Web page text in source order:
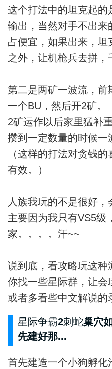
这个打法中的坦克起的
输出，当然对手不出来
占便宜，如果出来，坦
之外，让机枪兵去拼，
第二是两矿一波流，前
一个BU，然后开2矿。
2矿运作以后家里猛补
攒到一定数量的时候一
（这样的打法对贪钱
有效。）
人族我玩的不是很好
主要因为我只有VS5级
家。。。。汗~~
说到底，看攻略玩这种
你找一些星际群，让会
或者多看些中文解说的
星际争霸2刺蛇巢穴
先建好那...
首先建造一个小狗孵化